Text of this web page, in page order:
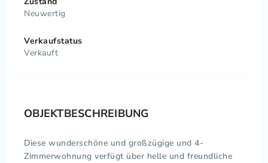
Neuwertig
Verkaufstatus
Verkauft
OBJEKTBESCHREIBUNG
Diese wunderschöne und großzügige und 4-
Zimmerwohnung verfügt über helle und freundliche